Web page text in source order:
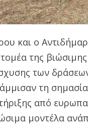
και ο
της βιώσιμης
των
τη
από
μοντέλα